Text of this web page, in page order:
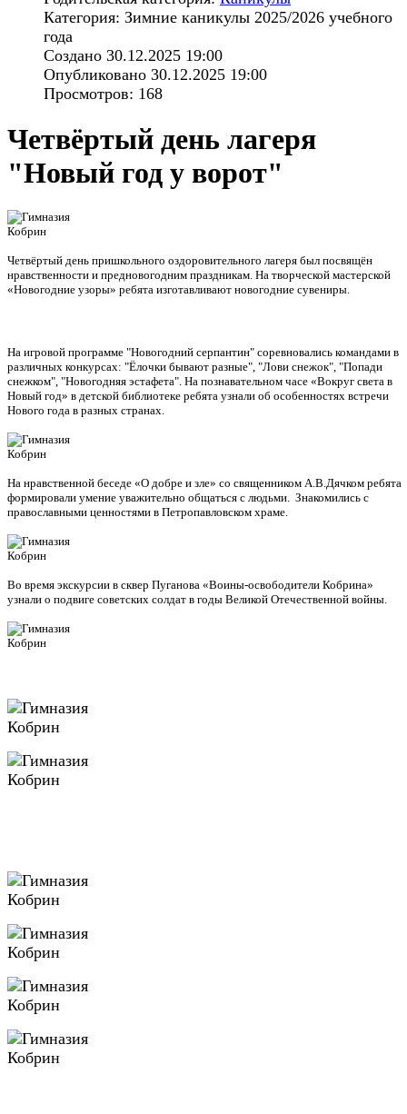
Категория: Зимние каникулы 2025/2026 учебного
года
Создано 30.12.2025 19:00
Опубликовано 30.12.2025 19:00
Просмотров: 168
Четвёртый день лагеря
"Новый год у ворот"
Четвёртый день пришкольного оздоровительного лагеря был посвящён
нравственности и предновогодним праздникам. На творческой мастерской
«Новогодние узоры» ребята изготавливают новогодние сувениры.
На игровой программе "Новогодний серпантин" соревновались командами в
различных конкурсах: "Ёлочки бывают разные", "Лови снежок", "Попади
снежком", "Новогодняя эстафета". На познавательном часе «Вокруг света в
Новый год» в детской библиотеке ребята узнали об особенностях встречи
Нового года в разных странах.
На нравственной беседе «О добре и зле» со священником А.В.Дячком ребята
формировали умение уважительно общаться с людьми. Знакомились с
православными ценностями в Петропавловском храме.
Во время экскурсии в сквер Пуганова «Воины-освободители Кобрина»
узнали о подвиге советских солдат в годы Великой Отечественной войны.